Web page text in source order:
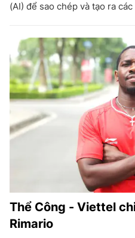
(AI) để sao chép và tạo ra
Thể Công - Viettel
Rimario